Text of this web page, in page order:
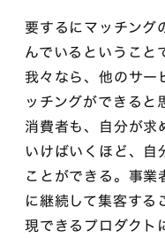
要するにマッチング
んでいるということ
我々なら、他のサー
ッチングができると
消費者も、自分が求
いけばいくほど、
ことができる。事
に継続して集客す
現できるプロダクト